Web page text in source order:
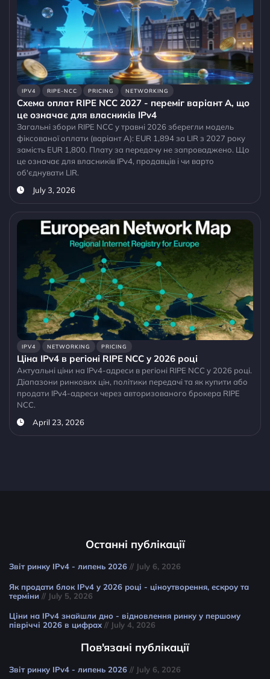
IPV4 RIPE-NCC PRICING NETWORKING
Схема оплат RIPE NCC 2027 - переміг варіант A, що
це означає для власників IPv4
Загальні збори RIPE NCC у травні 2026 зберегли модель
фіксованої оплати (варіант A): EUR 1,894 за LIR з 2027 року
замість EUR 1,800. Плату за передачу не запроваджено. Що
це означає для власників IPv4, продавців і чи варто
об'єднувати LIR.
July 3, 2026
IPV4 NETWORKING PRICING
Ціна IPv4 в регіоні RIPE NCC у 2026 році
Актуальні ціни на IPv4-адреси в регіоні RIPE NCC у 2026 році.
Діапазони ринкових цін, політики передачі та як купити або
продати IPv4-адреси через авторизованого брокера RIPE
NCC.
April 23, 2026
Останні публікації
Звіт ринку IPv4 - липень 2026 // July 6, 2026
Як продати блок IPv4 у 2026 році - ціноутворення, ескроу та
терміни // July 5, 2026
Ціни на IPv4 знайшли дно - відновлення ринку у першому
півріччі 2026 в цифрах // July 4, 2026
Пов'язані публікації
Звіт ринку IPv4 - липень 2026 // July 6, 2026